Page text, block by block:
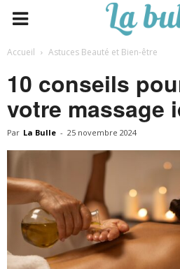
Accueil Astuces Beauté et Bien-être
10 conseils
votre massage
Par La Bulle - 25 novembre 2024